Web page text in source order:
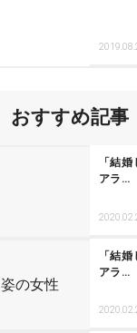
おすすめ記事
「結
アラ…
「結
アラ…